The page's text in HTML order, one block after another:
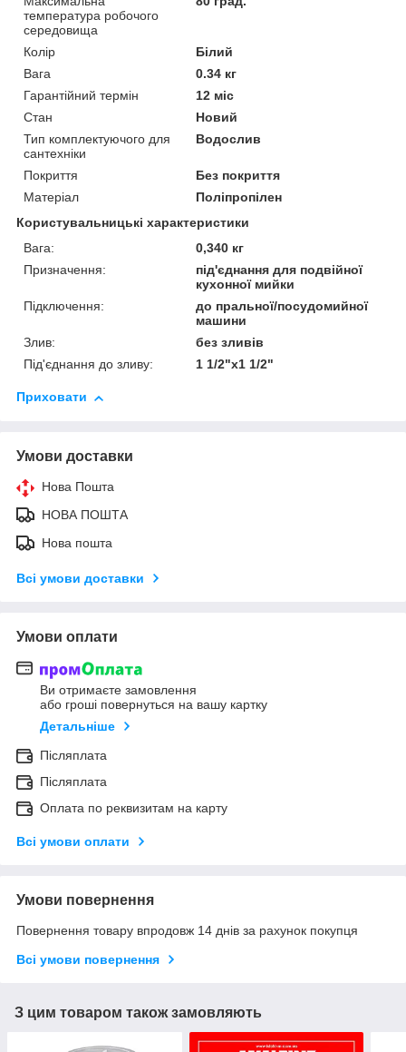
температура робочого
середовища
Колір
Білий
Вага
0.34 кг
Гарантійний термін
12 міс
Стан
Новий
Тип комплектуючого для
сантехніки
Водослив
Покриття
Без покриття
Матеріал
Поліпропілен
Користувальницькі характеристики
Вага:
0,340 кг
Призначення:
під'єднання для подвійної
кухонної мийки
Підключення:
до пральної/посудомийної
машини
Злив:
без зливів
Під'єднання до зливу:
1 1/2"х1 1/2"
Приховати
Умови доставки
Нова Пошта
НОВА ПОШТА
Нова пошта
Всі умови доставки
Умови оплати
Ви отримаєте замовлення
або гроші повернуться на вашу картку
Детальніше
Післяплата
Післяплата
Оплата по реквизитам на карту
Всі умови оплати
Умови повернення
Повернення товару впродовж 14 днів за рахунок покупця
Всі умови повернення
З цим товаром також замовляють